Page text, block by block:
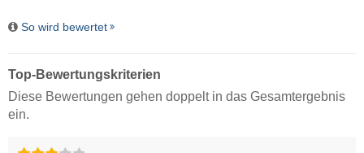
So wird bewertet
Top-Bewertungskriterien
Diese Bewertungen gehen doppelt in das Gesamtergebnis
ein.